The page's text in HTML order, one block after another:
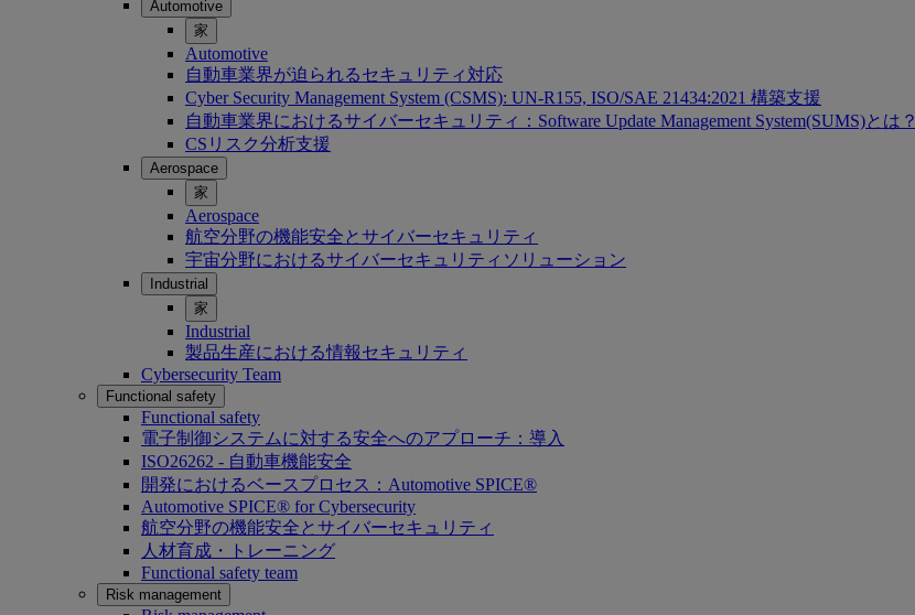
Automotive
家
Automotive
自動車業界が迫られるセキュリティ対応
Cyber Security Management System (CSMS): UN-R155, ISO/SAE 21434:2021 構築支援
自動車業界におけるサイバーセキュリティ：Software Update Management System(SUMS)とは？
CSリスク分析支援
Aerospace
家
Aerospace
航空分野の機能安全とサイバーセキュリティ
宇宙分野におけるサイバーセキュリティソリューション
Industrial
家
Industrial
製品生産における情報セキュリティ
Cybersecurity Team
Functional safety
Functional safety
電子制御システムに対する安全へのアプローチ：導入
ISO26262 - 自動車機能安全
開発におけるベースプロセス：Automotive SPICE®
Automotive SPICE® for Cybersecurity
航空分野の機能安全とサイバーセキュリティ
人材育成・トレーニング
Functional safety team
Risk management